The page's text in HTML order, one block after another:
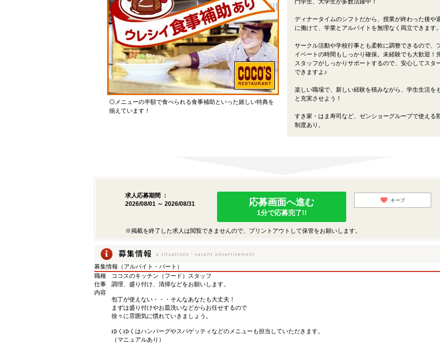
◎メニューの半額で食べられる食事補助といった嬉しい特典を
揃えています！
門学生、大学生が多数活躍中！
ディナータイムのシフトだから、授業が終わった後や
に働けて、学業とアルバイトを無理なく両立できます。
サークル活動や学校行事とも柔軟に調整できるので、
イベートの時間もしっかり確保。未経験でも大歓迎！
スタッフがしっかりサポートするので、安心してスタ
できますよ♪
楽しい職場で、新しい経験を積みながら、学生生活を
と充実させよう！
すき家・はま寿司など、ゼンショーグループで使える
制度あり。
求人応募期間 ：
2026/08/01 ～ 2026/08/31
応募画面へ進む
1分で応募完了!!
キープ
※掲載を終了した求人は閲覧できませんので、プリントアウトして保管をお願いします。
募集情報（アルバイト・パート）
職種
ココスのキッチン（フード）スタッフ
仕事
内容
調理、盛り付け、清掃などをお願いします。
包丁が使えない・・・そんなあなたも大丈夫！
まずは盛り付けやお皿洗いなどからお任せするので
徐々に雰囲気に慣れていきましょう。
ゆくゆくはハンバーグやスパゲッティなどのメニューも担当していただきます。
（マニュアルあり）